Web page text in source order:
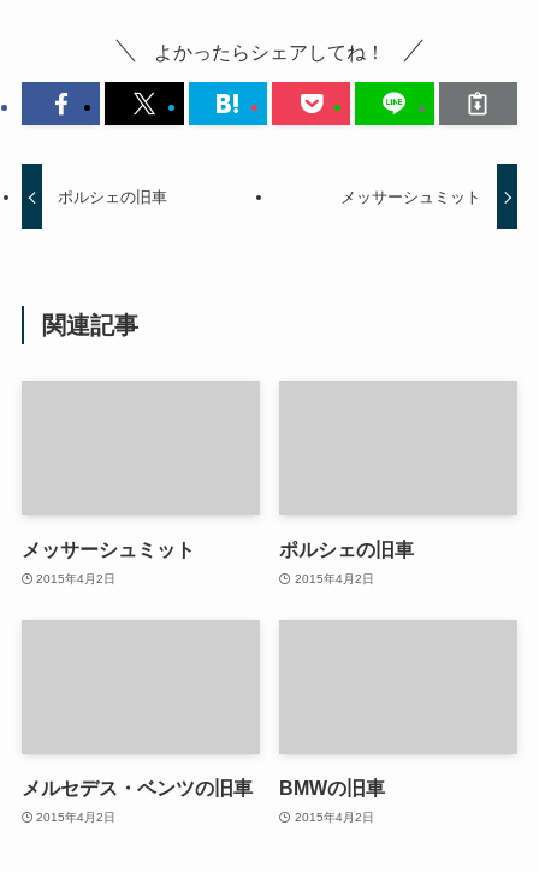
よかったらシェアしてね！
ポルシェの旧車 メッサーシュミット
関連記事
メッサーシュミット
2015年4月2日
ポルシェの旧車
2015年4月2日
メルセデス・ベンツの旧車
2015年4月2日
BMWの旧車
2015年4月2日